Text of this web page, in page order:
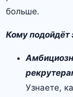
больше.
Кому подойдёт
Узнаете,